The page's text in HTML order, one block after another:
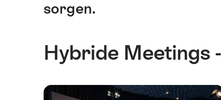
sorgen.
Hybride Meetings